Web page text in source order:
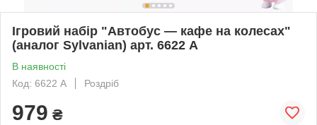
Ігровий набір "Автобус — кафе на колесах"
(аналог Sylvanian) арт. 6622 A
В наявності
Код: 6622 A
Роздріб
979 ₴